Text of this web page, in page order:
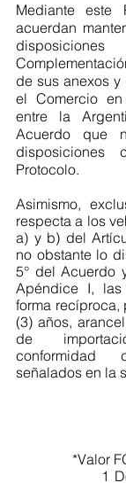
Mediante este
acuerdan
de sus anexos
el Comercio
entre la
Acuerdo que
disposiciones
Protocolo.
Asimismo,
respecta a los
a) y b) del
no obstante lo
5° del Acuerdo
Apéndice I, las
forma recíproca,
(3) años,
de
señalados en la